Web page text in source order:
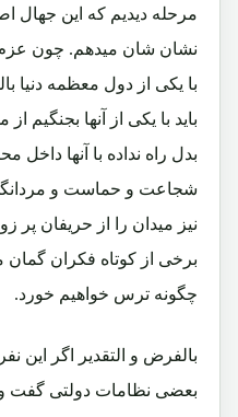
مرحله دیدیم که این جهال
نشان شان میدهم. چون
با یکی از دول معظمه دنیا
باید با یکی از آنها بجنگیم
بدل راه نداده با آنها داخل
شجاعت و حماست و مردانگی
نیز میدان را از حریفان پر
برخی از کوتاه فکران گمان
چگونه ترس خواهیم خورد.
بالفرض و التقدیر اگر این
بعضی نظامات دولتی گفت و